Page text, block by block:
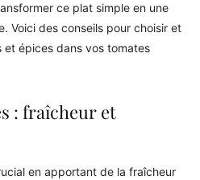
ce plat simple en une
Voici des conseils pour choisir et
et épices dans vos tomates
: fraîcheur et
en apportant de la fraîcheur